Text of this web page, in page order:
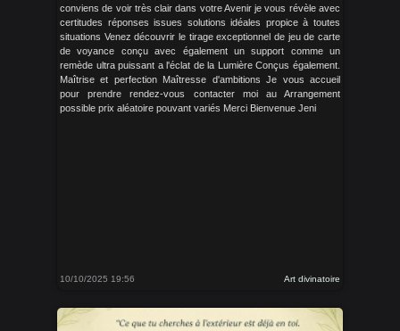
conviens de voir très clair dans votre Avenir je vous révèle avec
certitudes réponses issues solutions idéales propice à toutes
situations Venez découvrir le tirage exceptionnel de jeu de carte
de voyance conçu avec également un support comme un
remède ultra puissant a l'éclat de la Lumière Conçus également.
Maîtrise et perfection Maîtresse d'ambitions Je vous accueil
pour prendre rendez-vous contacter moi au Arrangement
possible prix aléatoire pouvant variés Merci Bienvenue Jeni
10/10/2025 19:56 Art divinatoire